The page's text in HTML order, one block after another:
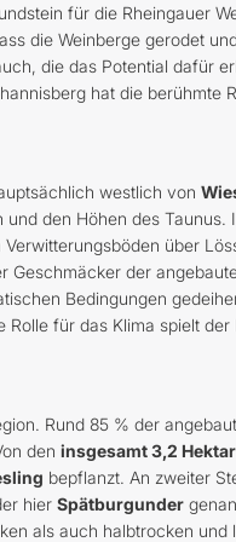
für die Rheingauer
die Weinberge gerodet
die das Potential dafür
hat die berühmte
westlich von
den Höhen des Taunus.
über
Geschmäcker der
Bedingungen
für das Klima spielt der
Rund 85 % der
den insgesamt 3,2 Hektar
bepflanzt. An zweiter
hier Spätburgunder
als auch halbtrocken und